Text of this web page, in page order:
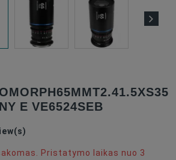
E VE6524SEB
Pristatymo laikas nuo 3